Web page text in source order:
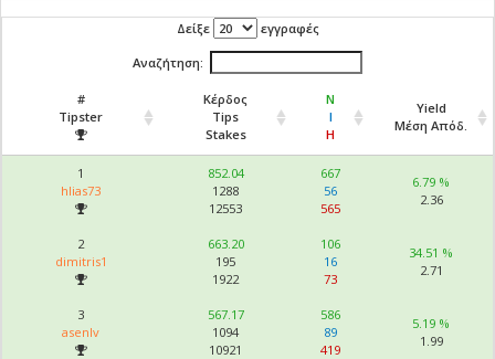
Δείξε εγγραφές
Αναζήτηση:
#
Tipster
Κέρδος
Tips
Stakes
Ν
Ι
Η
Yield
Μέση Απόδ.
1
hlias73
852.04
1288
12553
667
56
565
6.79 %
2.36
2
dimitris1
663.20
195
1922
106
16
73
34.51 %
2.71
3
asenlv
567.17
1094
10921
586
89
419
5.19 %
1.99